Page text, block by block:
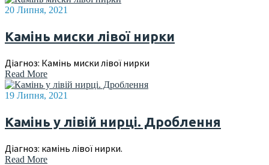
20 Липня, 2021
Камінь миски лівої нирки
Діагноз: Камінь миски лівої нирки
Read More
19 Липня, 2021
Камінь у лівій нирці. Дроблення
Діагноз: камінь лівої нирки.
Read More